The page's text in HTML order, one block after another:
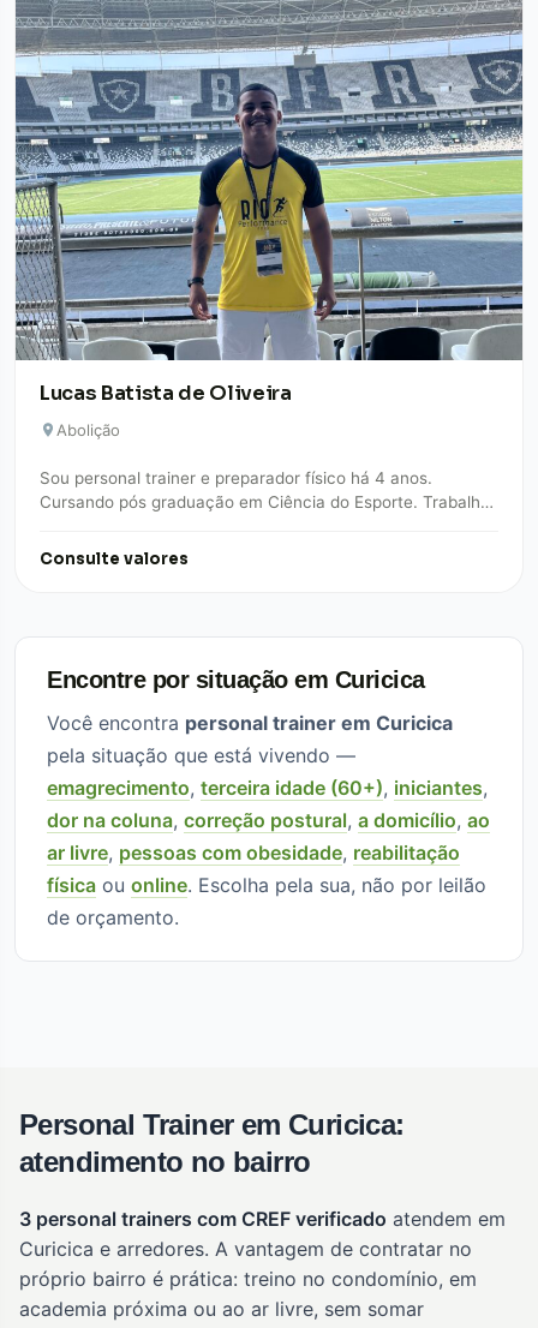
Lucas Batista de Oliveira
Abolição
Sou personal trainer e preparador físico há 4 anos.
Cursando pós graduação em Ciência do Esporte. Trabalho
Consulte valores
Encontre por situação em Curicica
Você encontra personal trainer em Curicica
pela situação que está vivendo —
emagrecimento, terceira idade (60+), iniciantes,
dor na coluna, correção postural, a domicílio, ao
ar livre, pessoas com obesidade, reabilitação
física ou online. Escolha pela sua, não por leilão
de orçamento.
Personal Trainer em Curicica:
atendimento no bairro
3 personal trainers com CREF verificado atendem em
Curicica e arredores. A vantagem de contratar no
próprio bairro é prática: treino no condomínio, em
academia próxima ou ao ar livre, sem somar